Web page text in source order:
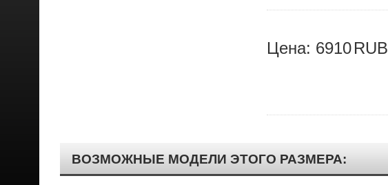
Цена: 6910RUB
ВОЗМОЖНЫЕ МОДЕЛИ ЭТОГО РАЗМЕРА: